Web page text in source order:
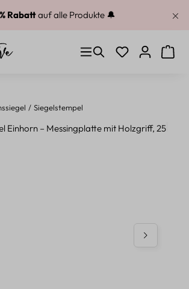
Rabattauf alle Produkte 🔔
Du hast 0
Siegelstempel